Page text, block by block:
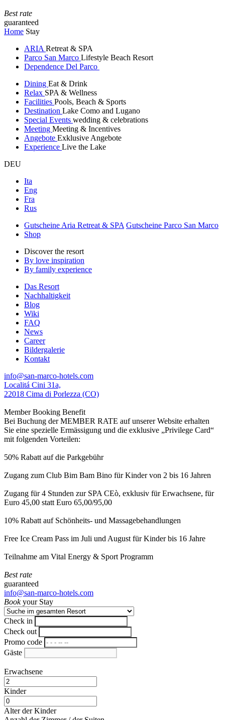
Best rate
guaranteed
Home Stay
ARIA Retreat & SPA
Parco San Marco Lifestyle Beach Resort
Dependence Del Parco
Dining Eat & Drink
Relax SPA & Wellness
Facilities Pools, Beach & Sports
Destination Lake Como and Lugano
Special Events wedding & celebrations
Meeting Meeting & Incentives
Angebote Exklusive Angebote
Experience Live the Lake
DEU
Ita
Eng
Fra
Rus
Gutscheine Aria Retreat & SPA Gutscheine Parco San Marco
Shop
Discover the resort
By love inspiration
By family experience
Das Resort
Nachhaltigkeit
Blog
Wiki
FAQ
News
Career
Bildergalerie
Kontakt
info@san-marco-hotels.com
Localitá Cini 31a,
22018 Cima di Porlezza (CO)
Member Booking Benefit
Bei Buchung der MEMBER RATE auf unserer Website erhalten
Sie eine spezielle Ermässigung und die exklusive „Privilege Card“
mit folgenden Vorteilen:
50% Rabatt auf die Parkgebühr
Zugang zum Club Bim Bam Bino für Kinder von 2 bis 16 Jahren
Zugang für 4 Stunden zur SPA CEò, exklusiv für Erwachsene, für
Euro 45,00 statt Euro 65,00/95,00
10% Rabatt auf Schönheits- und Massagebehandlungen
Free Ice Cream Pass im Juli und August für Kinder bis 16 Jahre
Teilnahme am Vital Energy & Sport Programm
Best rate
guaranteed
info@san-marco-hotels.com
Bookyour Stay
Check in
Check out
Promo code
Gäste
Erwachsene
Kinder
Alter der Kinder